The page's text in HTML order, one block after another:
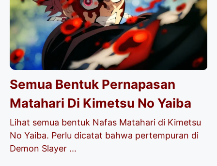
Semua Bentuk Pernapasan
Matahari Di Kimetsu No Yaiba
Lihat semua bentuk Nafas Matahari di Kimetsu
No Yaiba. Perlu dicatat bahwa pertempuran di
Demon Slayer ...